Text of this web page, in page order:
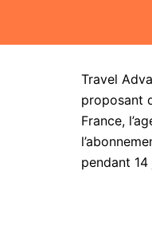
Travel
proposant
France,
pendant